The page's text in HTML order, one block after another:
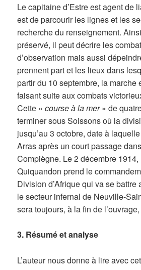
Le capitaine d’Estre est agent de
est de parcourir les lignes et les
recherche du renseignement.
préservé, il peut décrire les
d’observation mais aussi
prennent part et les lieux dans
partir du 10 septembre, la marche
faisant suite aux combats
Cette «course à la mer» de
terminer sous Soissons où la
jusqu’au 3 octobre, date à
Arras après un court passage
Compiègne. Le 2 décembre 1914,
Quiquandon prend le
Division d’Afrique qui va se
le secteur infernal de Neuville-
sera toujours, à la fin de
3. Résumé et analyse
L’auteur nous donne à lire avec